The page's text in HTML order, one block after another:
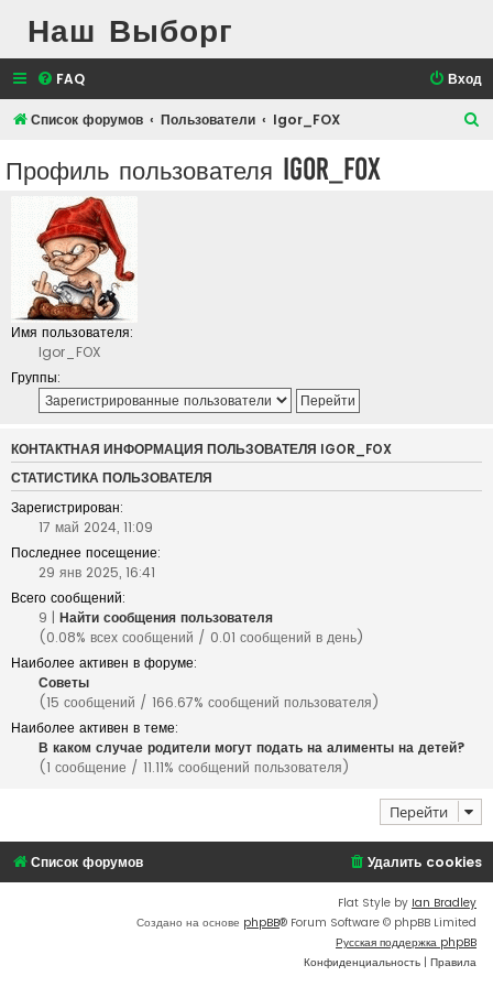
Наш Выборг
FAQ Вход
Список форумов Пользователи Igor_FOX
Профиль пользователя Igor_FOX
Имя пользователя:
Igor_FOX
Группы:
КОНТАКТНАЯ ИНФОРМАЦИЯ ПОЛЬЗОВАТЕЛЯ IGOR_FOX
СТАТИСТИКА ПОЛЬЗОВАТЕЛЯ
Зарегистрирован:
17 май 2024, 11:09
Последнее посещение:
29 янв 2025, 16:41
Всего сообщений:
9 | Найти сообщения пользователя
(0.08% всех сообщений / 0.01 сообщений в день)
Наиболее активен в форуме:
Советы
(15 сообщений / 166.67% сообщений пользователя)
Наиболее активен в теме:
В каком случае родители могут подать на алименты на детей?
(1 сообщение / 11.11% сообщений пользователя)
Перейти
Список форумов Удалить cookies
Flat Style by Ian Bradley
Создано на основе phpBB® Forum Software © phpBB Limited
Русская поддержка phpBB
Конфиденциальность | Правила